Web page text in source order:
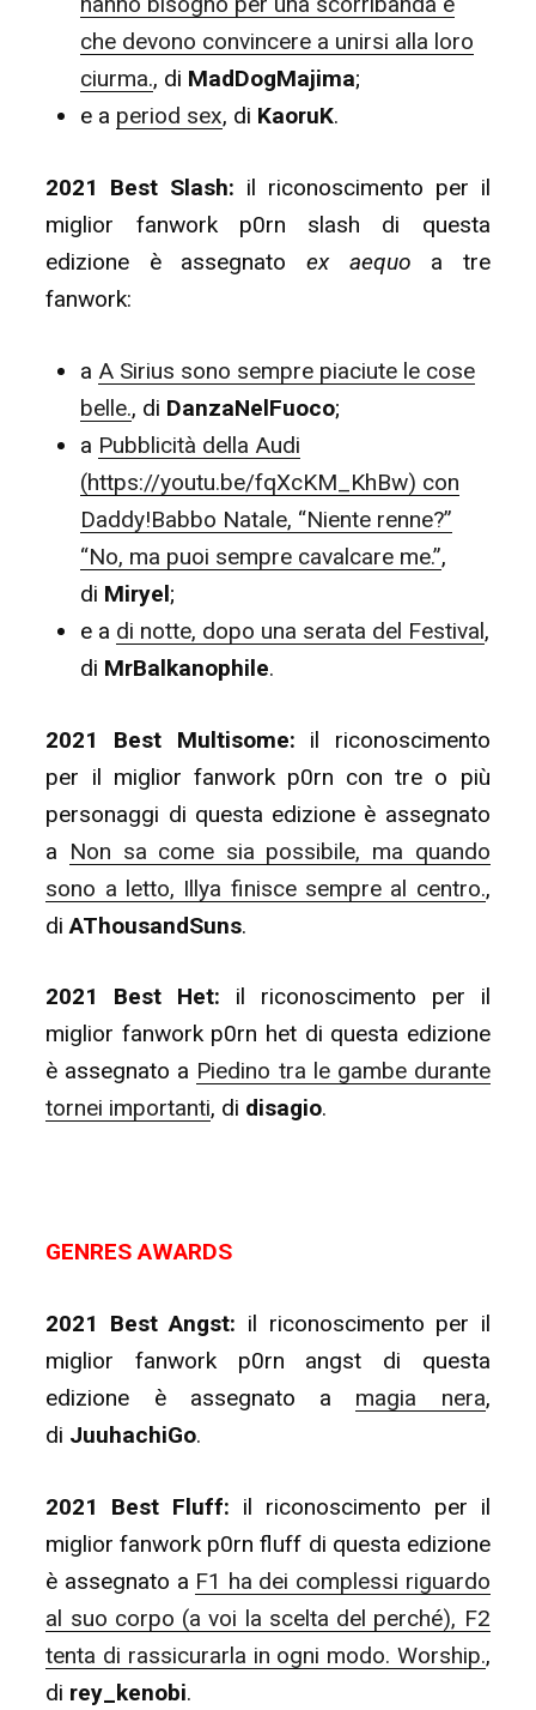
che devono convincere a unirsi alla loro
ciurma., di MadDogMajima;
e a period sex, di KaoruK.
2021 Best Slash: il riconoscimento per il
miglior fanwork p0rn slash di questa
edizione è assegnato ex aequo a tre
fanwork:
a A Sirius sono sempre piaciute le cose
belle., di DanzaNelFuoco;
a Pubblicità della Audi
(https://youtu.be/fqXcKM_KhBw) con
Daddy!Babbo Natale, “Niente renne?”
“No, ma puoi sempre cavalcare me.”,
di Miryel;
e a di notte, dopo una serata del Festival,
di MrBalkanophile.
2021 Best Multisome: il riconoscimento
per il miglior fanwork p0rn con tre o più
personaggi di questa edizione è assegnato
a Non sa come sia possibile, ma quando
sono a letto, Illya finisce sempre al centro.,
diAThousandSuns.
2021 Best Het: il riconoscimento per il
miglior fanwork p0rn het di questa edizione
è assegnato a Piedino tra le gambe durante
tornei importanti, di disagio.
GENRES AWARDS
2021 Best Angst: il riconoscimento per il
miglior fanwork p0rn angst di questa
edizione è assegnato a magia nera,
di JuuhachiGo.
2021 Best Fluff: il riconoscimento per il
miglior fanwork p0rn fluff di questa edizione
è assegnato a F1 ha dei complessi riguardo
al suo corpo (a voi la scelta del perché), F2
tenta di rassicurarla in ogni modo. Worship.,
di rey_kenobi.